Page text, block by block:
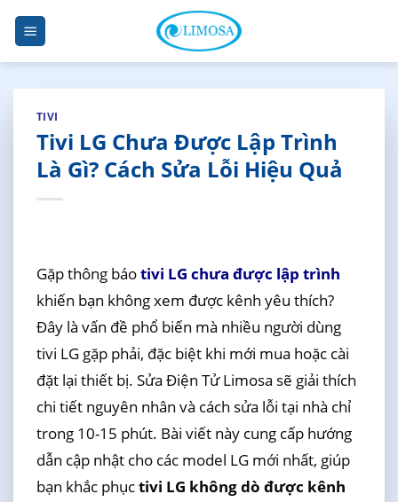
Skip
content
TIVI
Tivi LG Chưa Được Lập Trình
Là Gì? Cách Sửa Lỗi Hiệu Quả
Gặp thông báotivi LG chưa được lập trình
khiến bạn không xem được kênh yêu thích?
Đây là vấn đề phổ biến mà nhiều người dùng
tivi LG gặp phải, đặc biệt khi mới mua hoặc cài
đặt lại thiết bị. Sửa Điện Tử Limosa sẽ giải thích
chi tiết nguyên nhân và cách sửa lỗi tại nhà chỉ
trong 10-15 phút. Bài viết này cung cấp hướng
dẫn cập nhật cho các model LG mới nhất, giúp
bạn khắc phụctivi LG không dò được kênh